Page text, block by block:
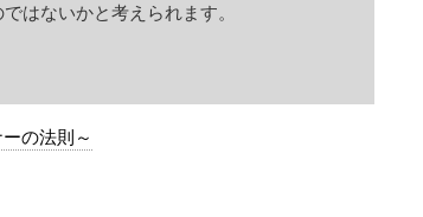
はないかと考えられます。
の法則～